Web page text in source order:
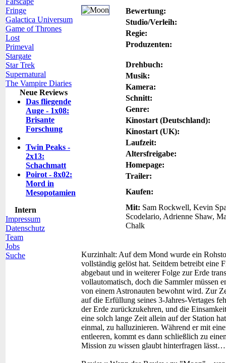
Fringe
Galactica Universum
Game of Thrones
Lost
Primeval
Stargate
Star Trek
Supernatural
The Vampire Diaries
Neue Reviews
Das fliegende
Auge - 1x08:
Brisante
Forschung
Twin Peaks -
2x13:
Schachmatt
Poirot - 8x02:
Mord in
Mesopotamien
Intern
Impressum
Datenschutz
Team
Jobs
Suche
Bewertung:
Studio/Verleih:
Regie:
Produzenten:
Drehbuch:
Musik:
Kamera:
Schnitt:
Genre:
Kinostart (Deutschland):
Kinostart (UK):
Laufzeit:
Altersfreigabe:
Homepage:
Trailer:
Kaufen:
Mit: Sam Rockwell, Kevin
Scodelario, Adrienne Shaw,
Chalk
Kurzinhalt: Auf dem Mond wurde ein
vollständig gelöst hat. Seitdem betreibt eine
abgebaut und in weiterer Folge zur Erde
vollautomatisch, doch die Sammler müssen
von einem Astronauten bewohnt wird. Zur
auf die Erfüllung seines 3-Jahres-Vertages
der Erde zurückzukehren, und die
eine solch lange Zeit allein auf der Station
einmal, zu halluzinieren. Während er mit
entleeren, kommt es dann schließlich zu
Mission zu wissen glaubt hinterfragen lässt…